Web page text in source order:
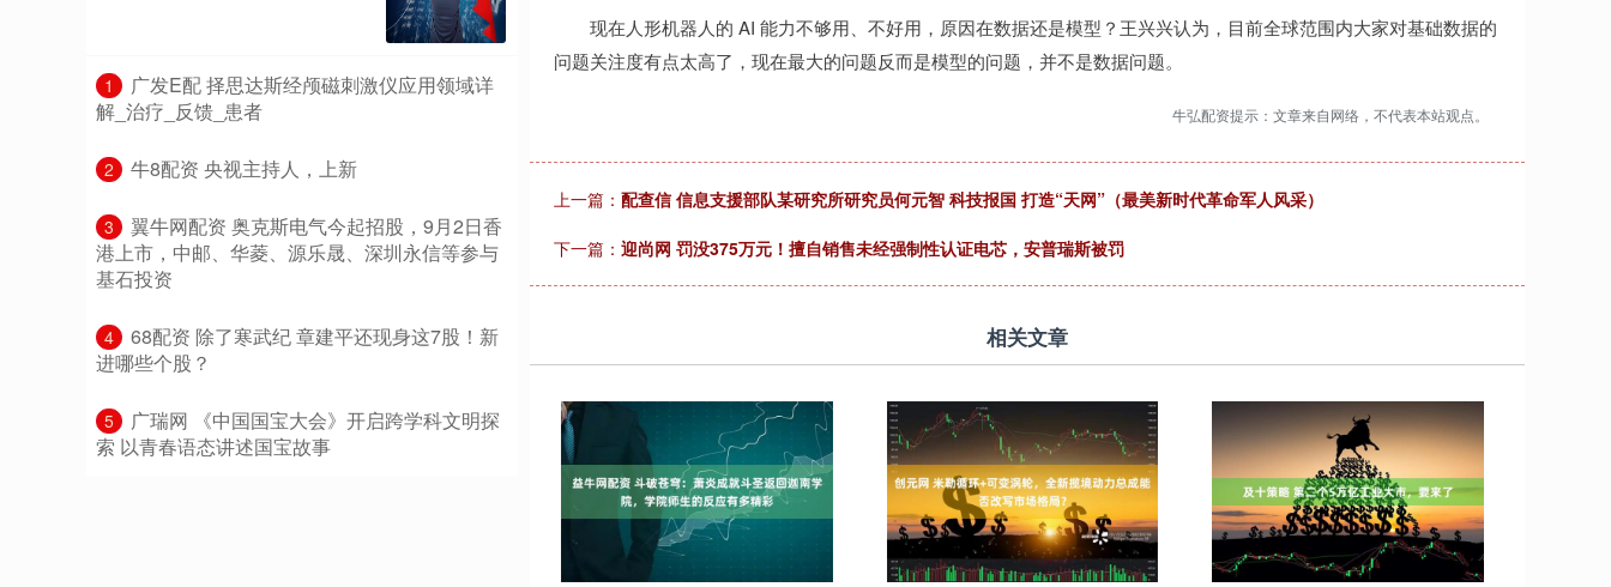
现在人形机器人的 AI 能力不够用、不好用，原因在数据还是模型？王兴兴认为，目前全球范围内大家对基础数据的
问题关注度有点太高了，现在最大的问题反而是模型的问题，并不是数据问题。
牛弘配资提示：文章来自网络，不代表本站观点。
上一篇： 配查信 信息支援部队某研究所研究员何元智 科技报国 打造“天网”（最美新时代革命军人风采）
下一篇： 迎尚网 罚没375万元！擅自销售未经强制性认证电芯，安普瑞斯被罚
相关文章
1
​广发E配 择思达斯经颅磁刺激仪应用领域详
解_治疗_反馈_患者
2 ​牛8配资 央视主持人，上新
3
​翼牛网配资 奥克斯电气今起招股，9月2日香
港上市，中邮、华菱、源乐晟、深圳永信等参与
基石投资
4
​68配资 除了寒武纪 章建平还现身这7股！新
进哪些个股？
5
​广瑞网 《中国国宝大会》开启跨学科文明探
索 以青春语态讲述国宝故事